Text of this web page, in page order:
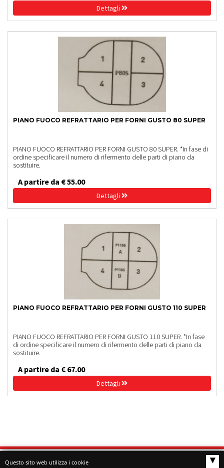
Dettagli
PIANO FUOCO REFRATTARIO PER FORNI GUSTO 80 SUPER
PIANO FUOCO REFRATTARIO PER FORNI GUSTO 80 SUPER. *In fase di
ordine specificare il numero di rifermento delle parti di piano da
sostituire.
A partire da € 55.00
Dettagli
PIANO FUOCO REFRATTARIO PER FORNI GUSTO 110 SUPER
PIANO FUOCO REFRATTARIO PER FORNI GUSTO 110 SUPER. *In fase
di ordine specificare il numero di rifermento delle parti di piano da
sostituire.
A partire da € 67.00
Dettagli
Questo sito web utilizza i cookie ▴